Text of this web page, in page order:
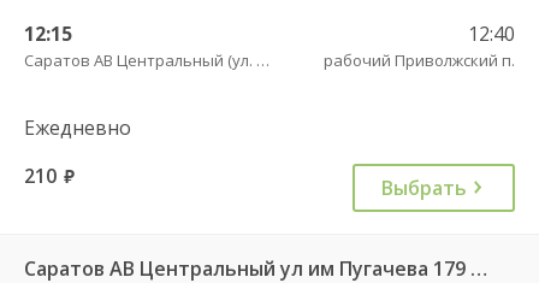
12:15
Саратов АВ Центральный (ул. им. Пугачева, 179 А)
12:40
рабочий Приволжский п.
Ежедневно
210 руб. Выбрать
Саратов АВ Центральный ул им Пугачева 179 А — Палласовка